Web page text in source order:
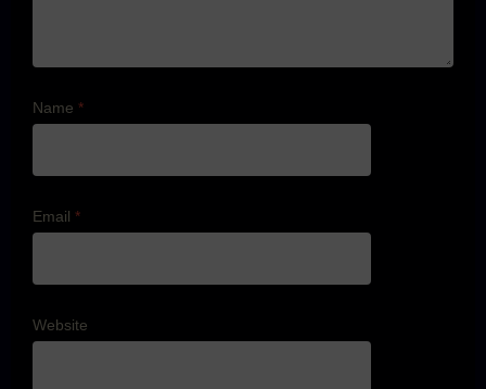
Name *
Email *
Website